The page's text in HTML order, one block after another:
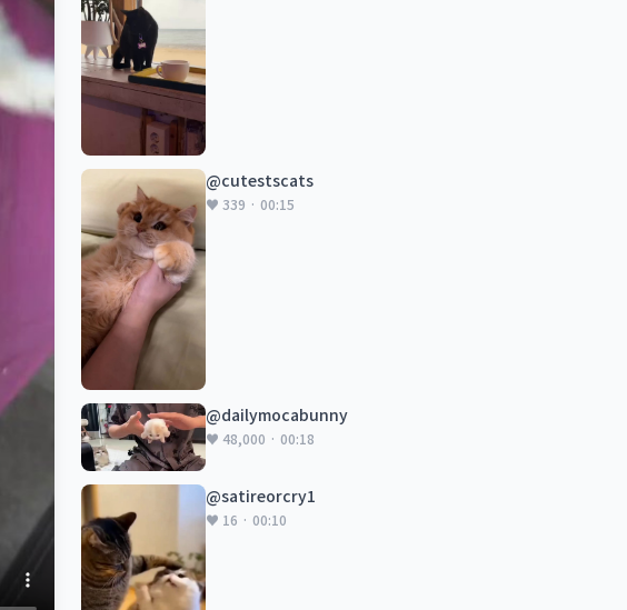
@cutestscats
♥ 339 · 00:15
@dailymocabunny
♥ 48,000 · 00:18
@satireorcry1
♥ 16 · 00:10